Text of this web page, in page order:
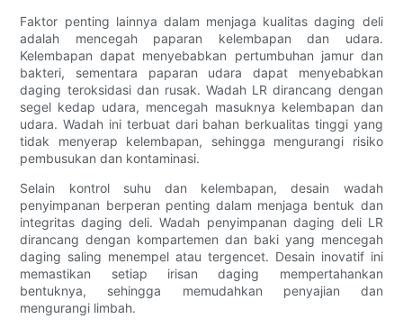
Faktor penting lainnya dalam menjaga kualitas daging deli
adalah mencegah paparan kelembapan dan udara.
Kelembapan dapat menyebabkan pertumbuhan jamur dan
bakteri, sementara paparan udara dapat menyebabkan
daging teroksidasi dan rusak. Wadah LR dirancang dengan
segel kedap udara, mencegah masuknya kelembapan dan
udara. Wadah ini terbuat dari bahan berkualitas tinggi yang
tidak menyerap kelembapan, sehingga mengurangi risiko
pembusukan dan kontaminasi.
Selain kontrol suhu dan kelembapan, desain wadah
penyimpanan berperan penting dalam menjaga bentuk dan
integritas daging deli. Wadah penyimpanan daging deli LR
dirancang dengan kompartemen dan baki yang mencegah
daging saling menempel atau tergencet. Desain inovatif ini
memastikan setiap irisan daging mempertahankan
bentuknya, sehingga memudahkan penyajian dan
mengurangi limbah.